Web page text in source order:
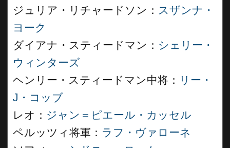
ジュリア・リチャードソン： スザンナ・
ヨーク
ダイアナ・スティードマン： シェリー・
ウィンターズ
ヘンリー・スティードマン中将： リー・
J・コッブ
レオ： ジャン＝ピエール・カッセル
ペルッツィ将軍： ラフ・ヴァローネ